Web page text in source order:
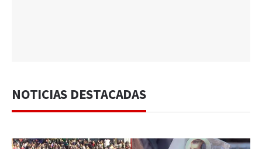
NOTICIAS DESTACADAS